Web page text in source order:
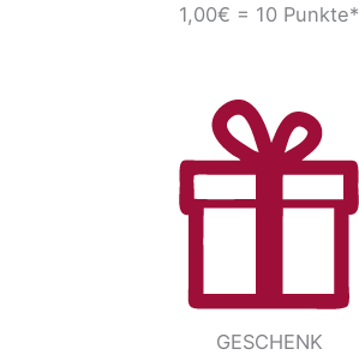
1,00€ = 10 Punkte*
GESCHENK